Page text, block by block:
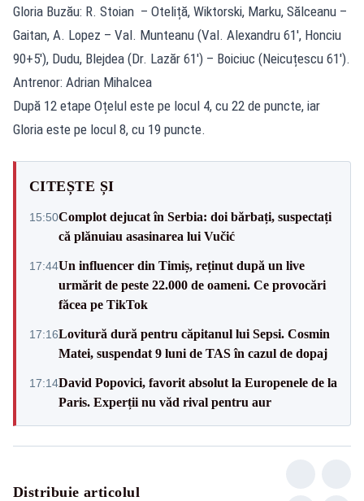
Gloria Buzău: R. Stoian – Oteliță, Wiktorski, Marku, Sălceanu –
Gaitan, A. Lopez – Val. Munteanu (Val. Alexandru 61′, Honciu
90+5′), Dudu, Blejdea (Dr. Lazăr 61′) – Boiciuc (Neicuțescu 61′).
Antrenor: Adrian Mihalcea
După 12 etape Oțelul este pe locul 4, cu 22 de puncte, iar
Gloria este pe locul 8, cu 19 puncte.
CITEȘTE ȘI
15:50Complot dejucat în Serbia: doi bărbați, suspectați
că plănuiau asasinarea lui Vučić
17:44Un influencer din Timiș, reținut după un live
urmărit de peste 22.000 de oameni. Ce provocări
făcea pe TikTok
17:16Lovitură dură pentru căpitanul lui Sepsi. Cosmin
Matei, suspendat 9 luni de TAS în cazul de dopaj
17:14David Popovici, favorit absolut la Europenele de la
Paris. Experții nu văd rival pentru aur
Distribuie articolul